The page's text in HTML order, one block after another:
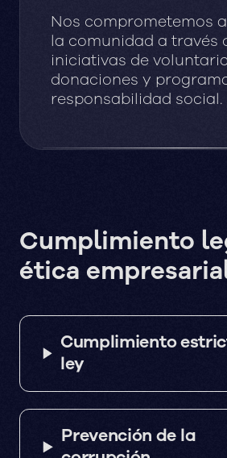
Nos comprometemos
la comunidad a través
iniciativas de
donaciones y
responsabilidad social.
Cumplimiento
ética
Cumplimiento
ley
Prevención de la